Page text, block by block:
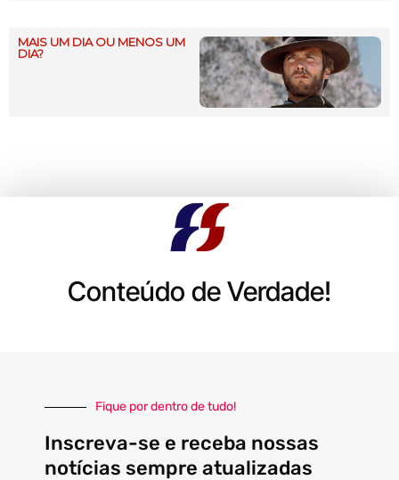
MAIS UM DIA OU MENOS UM
DIA?
Conteúdo de Verdade!
Fique por dentro de tudo!
Inscreva-se e receba nossas
notícias sempre atualizadas